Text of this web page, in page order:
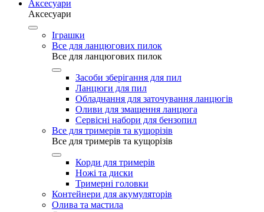
Аксесуари
Аксесуари
Іграшки
Все для ланцюгових пилок
Все для ланцюгових пилок
Засоби зберігання для пил
Ланцюги для пил
Обладнання для заточування ланцюгів
Оливи для змащення ланцюга
Сервісні набори для бензопил
Все для тримерів та кущорізів
Все для тримерів та кущорізів
Корди для тримерів
Ножі та диски
Тримерні головки
Контейнери для акумуляторів
Олива та мастила